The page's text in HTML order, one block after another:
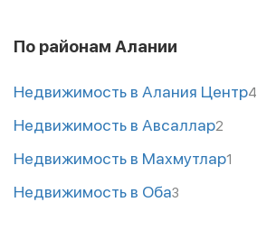
По районам Алании
Недвижимость в Алания Центр4
Недвижимость в Авсаллар2
Недвижимость в Махмутлар1
Недвижимость в Оба3